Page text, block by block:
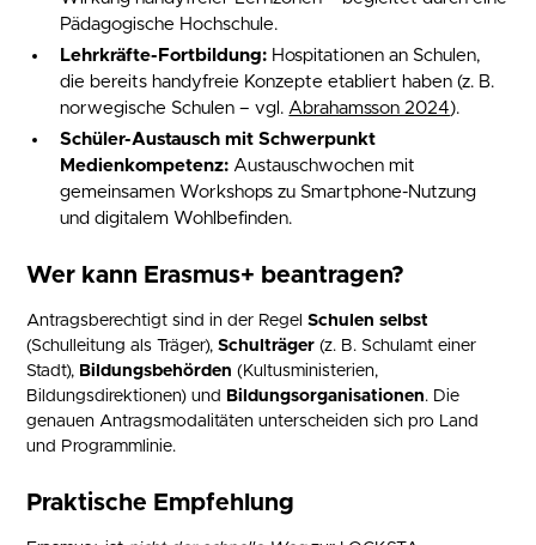
Pädagogische Hochschule.
Lehrkräfte-Fortbildung: Hospitationen an Schulen,
die bereits handyfreie Konzepte etabliert haben (z. B.
norwegische Schulen – vgl.Abrahamsson 2024).
Schüler-Austausch mit Schwerpunkt
Medienkompetenz: Austauschwochen mit
gemeinsamen Workshops zu Smartphone-Nutzung
und digitalem Wohlbefinden.
Wer kann Erasmus+ beantragen?
Antragsberechtigt sind in der RegelSchulen selbst
(Schulleitung als Träger),Schulträger (z. B. Schulamt einer
Stadt), Bildungsbehörden (Kultusministerien,
Bildungsdirektionen) und
Bildungsorganisationen. Die
genauen Antragsmodalitäten unterscheiden sich pro Land
und Programmlinie.
Praktische Empfehlung